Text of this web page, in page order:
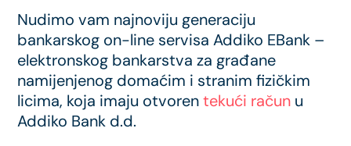
Nudimo vam najnoviju generaciju
bankarskog on-line servisa Addiko EBank –
elektronskog bankarstva za građane
namijenjenog domaćim i stranim fizičkim
licima, koja imaju otvoren tekući račun u
Addiko Bank d.d.